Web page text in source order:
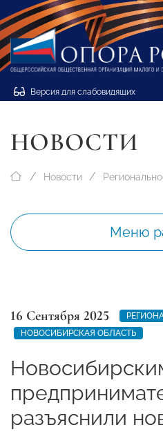
Версия для слабовидящих
НОВОСТИ
Новости
Меню
16 Сентября 2025
НОВОСИБИРСКАЯ ОБЛАСТЬ
разъяснили